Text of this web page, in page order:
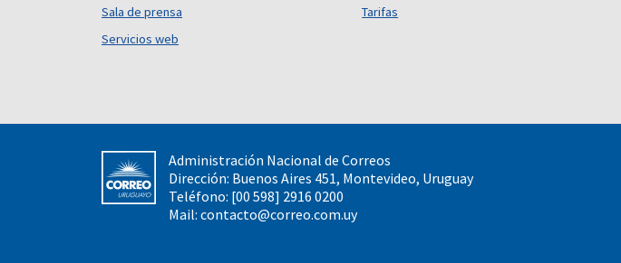
Sala de prensa
Servicios web
Tarifas
Administración Nacional de Correos
Dirección: Buenos Aires 451, Montevideo, Uruguay
Teléfono: [00 598] 2916 0200
Mail: contacto@correo.com.uy